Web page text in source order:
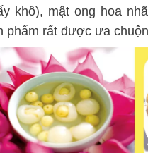
khô), mật ong hoa
phẩm rất được ưa